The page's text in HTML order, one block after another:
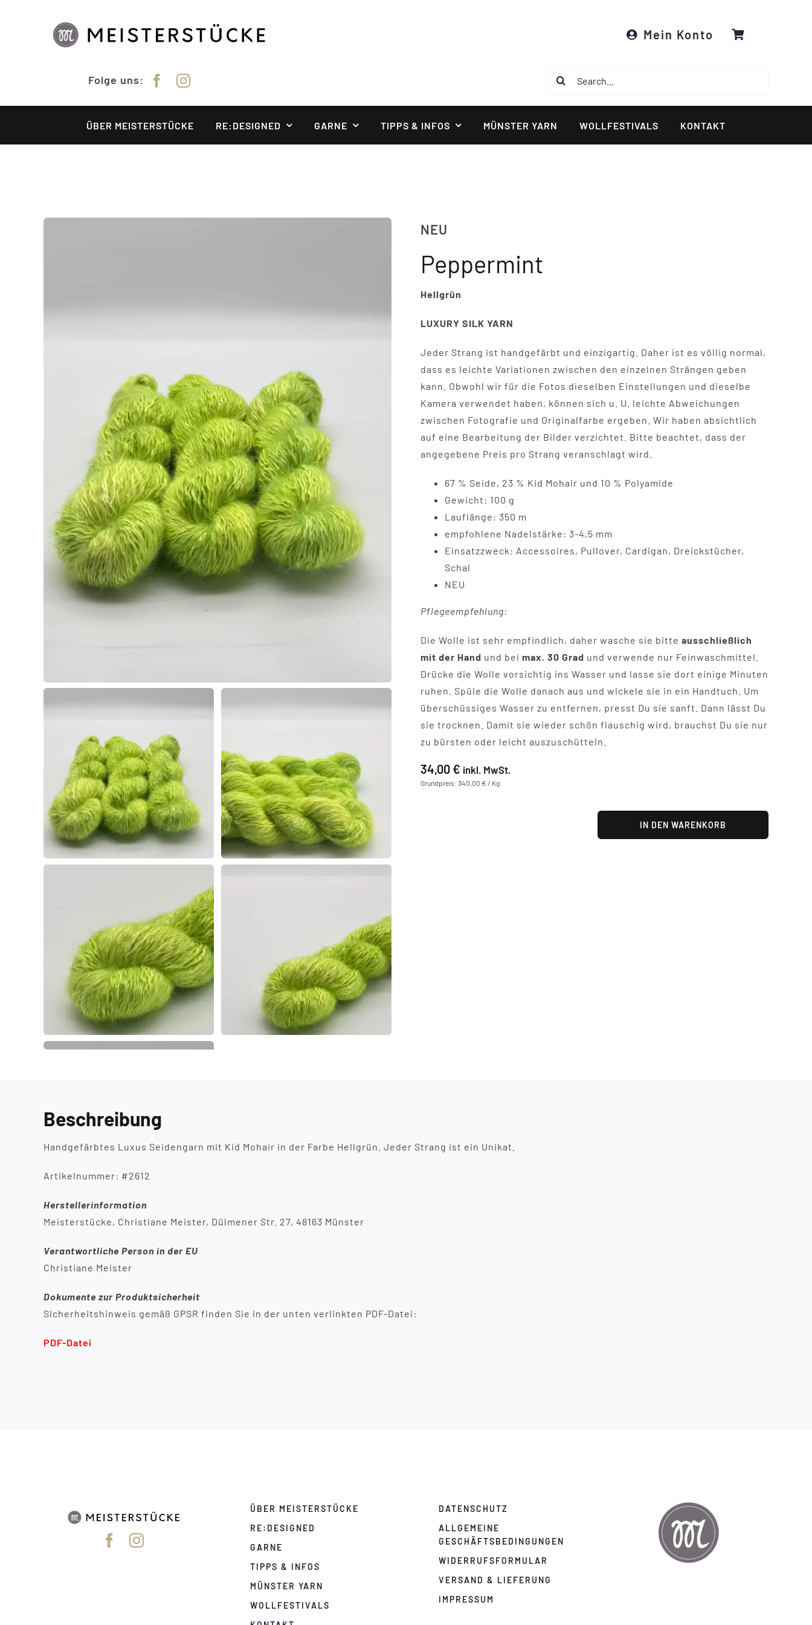
Mein Konto
Folge uns:
ÜBER MEISTERSTÜCKE RE:DESIGNED GARNE TIPPS & INFOS MÜNSTER YARN WOLLFESTIVALS KONTAKT
NEU
Peppermint
Hellgrün
LUXURY SILK YARN
Jeder Strang ist handgefärbt und einzigartig. Daher ist es völlig normal,
dass es leichte Variationen zwischen den einzelnen Strängen geben
kann. Obwohl wir für die Fotos dieselben Einstellungen und dieselbe
Kamera verwendet haben, können sich u. U. leichte Abweichungen
zwischen Fotografie und Originalfarbe ergeben. Wir haben absichtlich
auf eine Bearbeitung der Bilder verzichtet. Bitte beachtet, dass der
angegebene Preis pro Strang veranschlagt wird.
67 % Seide, 23 % Kid Mohair und 10 % Polyamide
Gewicht: 100 g
Lauflänge: 350 m
empfohlene Nadelstärke: 3-4,5 mm
Einsatzzweck: Accessoires, Pullover, Cardigan, Dreickstücher,
Schal
NEU
Pflegeempfehlung:
Die Wolle ist sehr empfindlich, daher wasche sie bitte ausschließlich
mit der Hand und bei max. 30 Grad und verwende nur Feinwaschmittel.
Drücke die Wolle vorsichtig ins Wasser und lasse sie dort einige Minuten
ruhen. Spüle die Wolle danach aus und wickele sie in ein Handtuch. Um
überschüssiges Wasser zu entfernen, presst Du sie sanft. Dann lässt Du
sie trocknen. Damit sie wieder schön flauschig wird, brauchst Du sie nur
zu bürsten oder leicht auszuschütteln.
34,00 € inkl. MwSt.
Grundpreis: 340,00 € / Kg
IN DEN WARENKORB
Beschreibung
Handgefärbtes Luxus Seidengarn mit Kid Mohair in der Farbe Hellgrün. Jeder Strang ist ein Unikat.
Artikelnummer: #2612
Herstellerinformation
Meisterstücke, Christiane Meister, Dülmener Str. 27, 48163 Münster
Verantwortliche Person in der EU
Christiane Meister
Dokumente zur Produktsicherheit
Sicherheitshinweis gemäß GPSR finden Sie in der unten verlinkten PDF-Datei:
PDF-Datei
ÜBER MEISTERSTÜCKE
RE:DESIGNED
GARNE
TIPPS & INFOS
MÜNSTER YARN
WOLLFESTIVALS
DATENSCHUTZ
ALLGEMEINE
GESCHÄFTSBEDINGUNGEN
WIDERRUFSFORMULAR
VERSAND & LIEFERUNG
IMPRESSUM